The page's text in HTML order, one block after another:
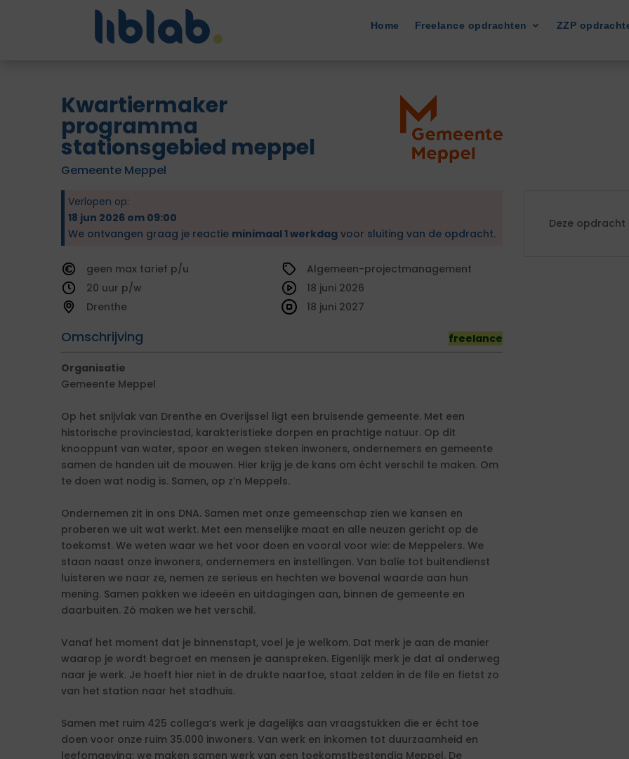
Home Freelance opdrachten ZZP
Kwartiermaker
programma
stationsgebied meppel
Gemeente Meppel
Verlopen op:
18 jun 2026 om 09:00
We ontvangen graag je reactie minimaal 1 werkdag voor sluiting van de opdracht.
geen
tarief
20
Drenthe
Algemeen-projectmanagement
Omschrijving freelance
18 juni 2026
18 juni 2027
Organisatie
Gemeente Meppel
Op het snijvlak van Drenthe en Overijssel ligt een bruisende gemeente. Met een
historische provinciestad, karakteristieke dorpen en prachtige natuur. Op dit
knooppunt van water, spoor en wegen steken inwoners, ondernemers en gemeente
samen de handen uit de mouwen. Hier krijg je de kans om écht verschil te maken. Om
te doen wat nodig is. Samen, op z’n Meppels.
Ondernemen zit in ons DNA. Samen met onze gemeenschap zien we kansen en
proberen we uit wat werkt. Met een menselijke maat en alle neuzen gericht op de
toekomst. We weten waar we het voor doen en vooral voor wie: de Meppelers. We
staan naast onze inwoners, ondernemers en instellingen. Van balie tot buitendienst
luisteren we naar ze, nemen ze serieus en hechten we bovenal waarde aan hun
mening. Samen pakken we ideeën en uitdagingen aan, binnen de gemeente en
daarbuiten. Zó maken we het verschil.
Vanaf het moment dat je binnenstapt, voel je je welkom. Dat merk je aan de manier
waarop je wordt begroet en mensen je aanspreken. Eigenlijk merk je dat al onderweg
naar je werk. Je hoeft hier niet in de drukte naartoe, staat zelden in de file en fietst zo
van het station naar het stadhuis.
Samen met ruim 425 collega’s werk je dagelijks aan vraagstukken die er écht toe
doen voor onze ruim 35.000 inwoners. Van werk en inkomen tot duurzaamheid en
leefomgeving: we maken samen werk van een toekomstbestendig Meppel. De
Deze opdracht